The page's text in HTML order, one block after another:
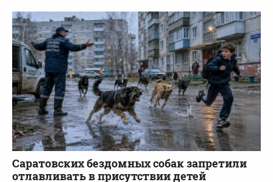
Саратовских бездомных собак запретили
отлавливать в присутствии детей